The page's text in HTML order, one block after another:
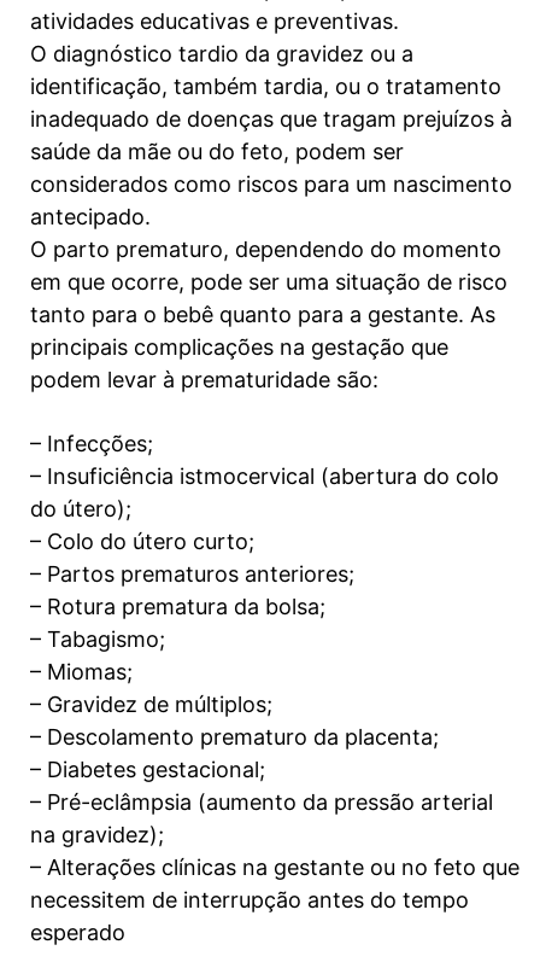
atividades educativas e preventivas.
O diagnóstico tardio da gravidez ou a
identificação, também tardia, ou o tratamento
inadequado de doenças que tragam prejuízos à
saúde da mãe ou do feto, podem ser
considerados como riscos para um nascimento
antecipado.
O parto prematuro, dependendo do momento
em que ocorre, pode ser uma situação de risco
tanto para o bebê quanto para a gestante. As
principais complicações na gestação que
podem levar à prematuridade são:
– Infecções;
– Insuficiência istmocervical (abertura do colo
do útero);
– Colo do útero curto;
– Partos prematuros anteriores;
– Rotura prematura da bolsa;
– Tabagismo;
– Miomas;
– Gravidez de múltiplos;
– Descolamento prematuro da placenta;
– Diabetes gestacional;
– Pré-eclâmpsia (aumento da pressão arterial
na gravidez);
– Alterações clínicas na gestante ou no feto que
necessitem de interrupção antes do tempo
esperado